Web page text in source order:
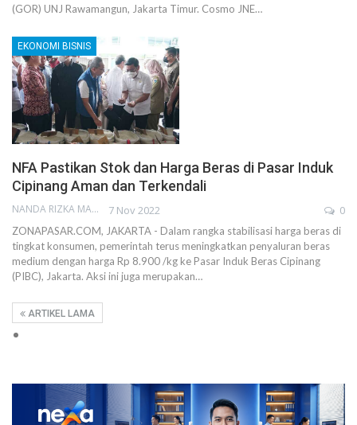
(GOR) UNJ Rawamangun, Jakarta Timur. Cosmo JNE…
EKONOMI BISNIS
NFA Pastikan Stok dan Harga Beras di Pasar Induk
Cipinang Aman dan Terkendali
NANDA RIZKA MAHENDRA 7 Nov 2022 0
ZONAPASAR.COM, JAKARTA - Dalam rangka stabilisasi harga beras di
tingkat konsumen, pemerintah terus meningkatkan penyaluran beras
medium dengan harga Rp 8.900 /kg ke Pasar Induk Beras Cipinang
(PIBC), Jakarta. Aksi ini juga merupakan…
ARTIKEL LAMA